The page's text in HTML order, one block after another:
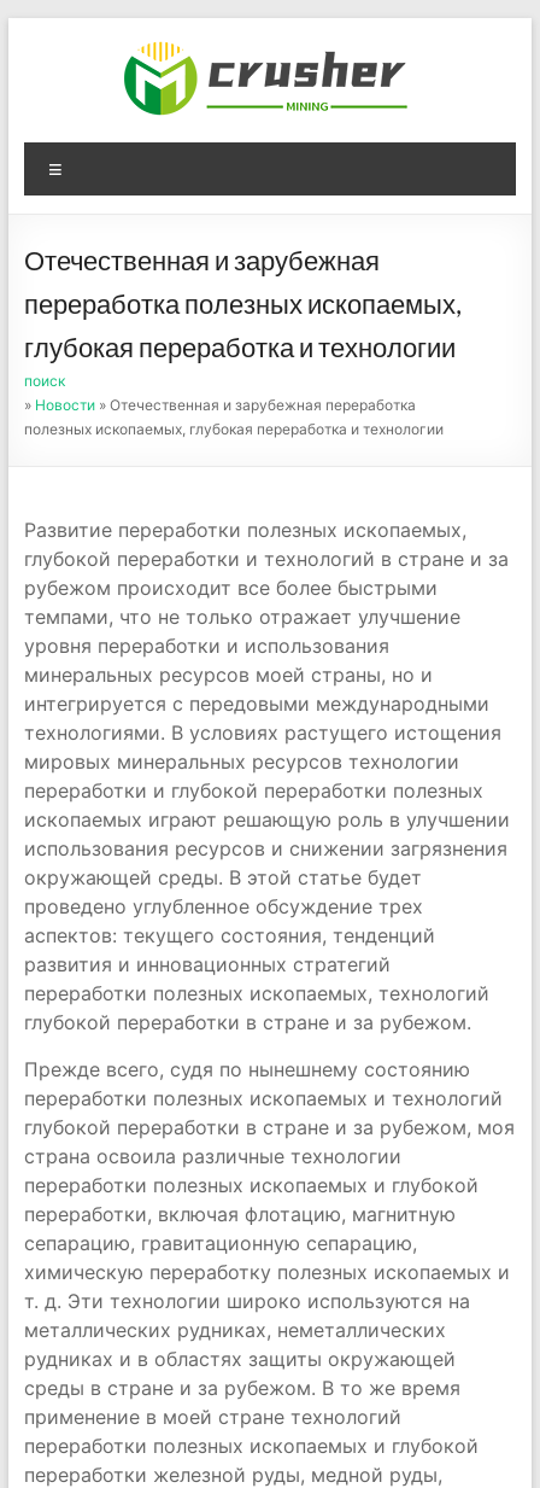
Оборудование для
дробления угля,
измельчения печного
порошка
Отечественная и зарубежная
переработка полезных ископаемых,
глубокая переработка и технологии
поиск
» Новости» Отечественная и зарубежная переработка
полезных ископаемых, глубокая переработка и технологии
Развитие переработки полезных ископаемых,
глубокой переработки и технологий в стране и за
рубежом происходит все более быстрыми
темпами, что не только отражает улучшение
уровня переработки и использования
минеральных ресурсов моей страны, но и
интегрируется с передовыми международными
технологиями. В условиях растущего истощения
мировых минеральных ресурсов технологии
переработки и глубокой переработки полезных
ископаемых играют решающую роль в улучшении
использования ресурсов и снижении загрязнения
окружающей среды. В этой статье будет
проведено углубленное обсуждение трех
аспектов: текущего состояния, тенденций
развития и инновационных стратегий
переработки полезных ископаемых, технологий
глубокой переработки в стране и за рубежом.
Прежде всего, судя по нынешнему состоянию
переработки полезных ископаемых и технологий
глубокой переработки в стране и за рубежом, моя
страна освоила различные технологии
переработки полезных ископаемых и глубокой
переработки, включая флотацию, магнитную
сепарацию, гравитационную сепарацию,
химическую переработку полезных ископаемых и
т. д. Эти технологии широко используются на
металлических рудниках, неметаллических
рудниках и в областях защиты окружающей
среды в стране и за рубежом. В то же время
применение в моей стране технологий
переработки полезных ископаемых и глубокой
переработки железной руды, медной руды,